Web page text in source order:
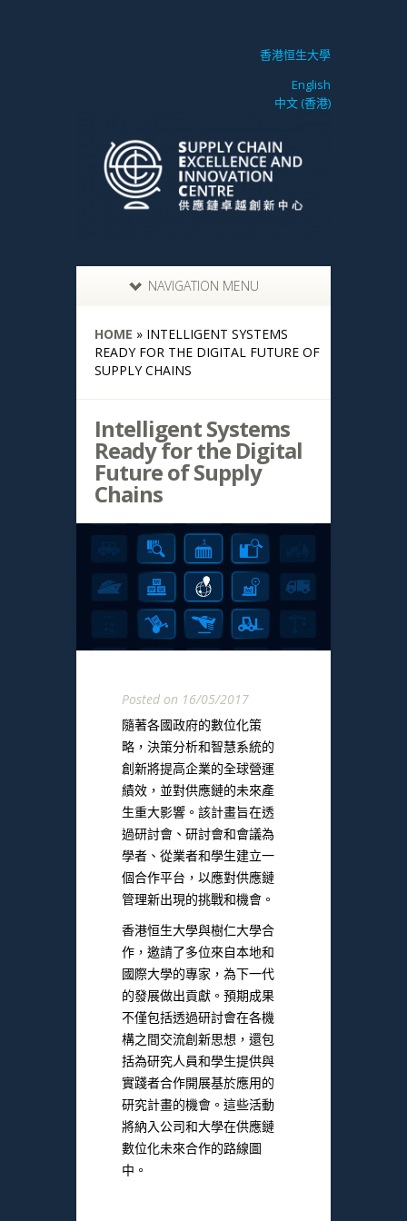
香港恒生大學
English
中文 (香港)
NAVIGATION MENU
HOME » INTELLIGENT SYSTEMS
READY FOR THE DIGITAL FUTURE OF
SUPPLY CHAINS
Intelligent Systems
Ready for the Digital
Future of Supply
Chains
Posted on 16/05/2017
隨著各國政府的數位化策
略，決策分析和智慧系統的
創新將提高企業的全球營運
績效，並對供應鏈的未來產
生重大影響。該計畫旨在透
過研討會、研討會和會議為
學者、從業者和學生建立一
個合作平台，以應對供應鏈
管理新出現的挑戰和機會。
香港恒生大學與樹仁大學合
作，邀請了多位來自本地和
國際大學的專家，為下一代
的發展做出貢獻。預期成果
不僅包括透過研討會在各機
構之間交流創新思想，還包
括為研究人員和學生提供與
實踐者合作開展基於應用的
研究計畫的機會。這些活動
將納入公司和大學在供應鏈
數位化未來合作的路線圖
中。